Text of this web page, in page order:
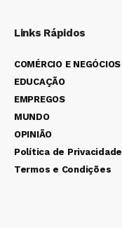
Links Rápidos
COMÉRCIO E NEGÓCIOS
EDUCAÇÃO
EMPREGOS
MUNDO
OPINIÃO
Política de Privacidade
Termos e Condições